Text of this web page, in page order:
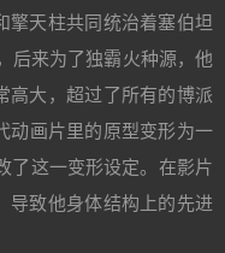
擎天柱共同统治着塞伯坦
后来为了独霸火种源，他
高大，超过了所有的博派
动画片里的原型变形为一
了这一变形设定。在影片
导致他身体结构上的先进